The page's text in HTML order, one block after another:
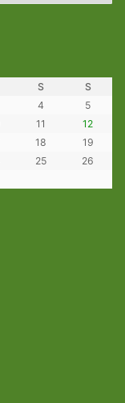
S
S
4
5
11
12
18
19
25
26